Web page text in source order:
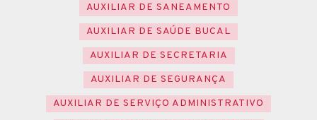
AUXILIAR DE SANEAMENTO
AUXILIAR DE SAÚDE BUCAL
AUXILIAR DE SECRETARIA
AUXILIAR DE SEGURANÇA
AUXILIAR DE SERVIÇO ADMINISTRATIVO